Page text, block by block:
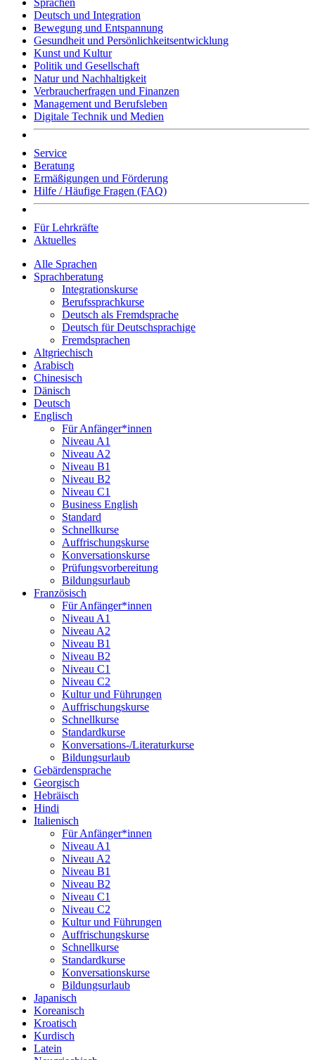
Deutsch und Integration
Bewegung und Entspannung
Gesundheit und Persönlichkeitsentwicklung
Kunst und Kultur
Politik und Gesellschaft
Natur und Nachhaltigkeit
Verbraucherfragen und Finanzen
Management und Berufsleben
Digitale Technik und Medien
Service
Beratung
Ermäßigungen und Förderung
Hilfe / Häufige Fragen (FAQ)
Für Lehrkräfte
Aktuelles
Alle Sprachen
Sprachberatung
Integrationskurse
Berufssprachkurse
Deutsch als Fremdsprache
Deutsch für Deutschsprachige
Fremdsprachen
Altgriechisch
Arabisch
Chinesisch
Dänisch
Deutsch
Englisch
Für Anfänger*innen
Niveau A1
Niveau A2
Niveau B1
Niveau B2
Niveau C1
Business English
Standard
Schnellkurse
Auffrischungskurse
Konversationskurse
Prüfungsvorbereitung
Bildungsurlaub
Französisch
Für Anfänger*innen
Niveau A1
Niveau A2
Niveau B1
Niveau B2
Niveau C1
Niveau C2
Kultur und Führungen
Auffrischungskurse
Schnellkurse
Standardkurse
Konversations-/Literaturkurse
Bildungsurlaub
Gebärdensprache
Georgisch
Hebräisch
Hindi
Italienisch
Für Anfänger*innen
Niveau A1
Niveau A2
Niveau B1
Niveau B2
Niveau C1
Niveau C2
Kultur und Führungen
Auffrischungskurse
Schnellkurse
Standardkurse
Konversationskurse
Bildungsurlaub
Japanisch
Koreanisch
Kroatisch
Kurdisch
Latein